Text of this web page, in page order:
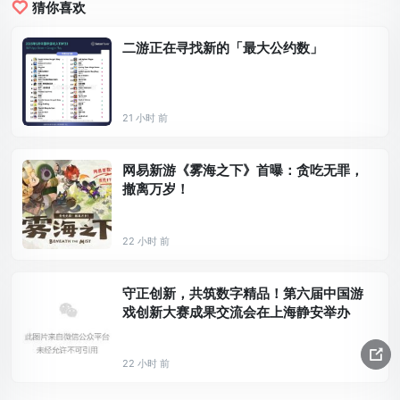
猜你喜欢
二游正在寻找新的「最大公约数」
21 小时 前
网易新游《雾海之下》首曝：贪吃无罪，
撤离万岁！
22 小时 前
守正创新，共筑数字精品！第六届中国游
戏创新大赛成果交流会在上海静安举办
22 小时 前